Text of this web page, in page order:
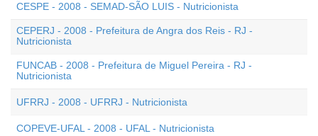
CESPE - 2008 - SEMAD-SÃO LUIS - Nutricionista
CEPERJ - 2008 - Prefeitura de Angra dos Reis - RJ -
Nutricionista
FUNCAB - 2008 - Prefeitura de Miguel Pereira - RJ -
Nutricionista
UFRRJ - 2008 - UFRRJ - Nutricionista
COPEVE-UFAL - 2008 - UFAL - Nutricionista